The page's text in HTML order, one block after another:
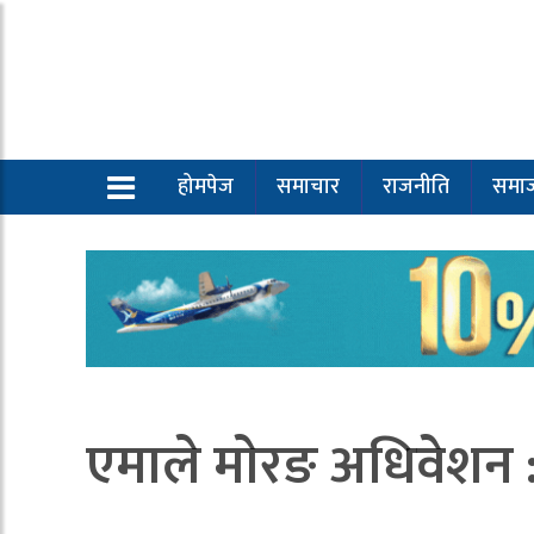
होमपेज समाचार राजनीति
एमाले माेरङ अधिवेशन